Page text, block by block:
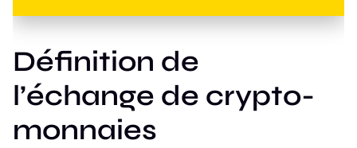
Définition de
l’échange de crypto-
monnaies